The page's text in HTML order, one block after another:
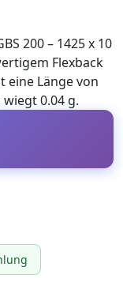
200 – 1425 x 10
Flexback
eine Länge von
0.04 g.